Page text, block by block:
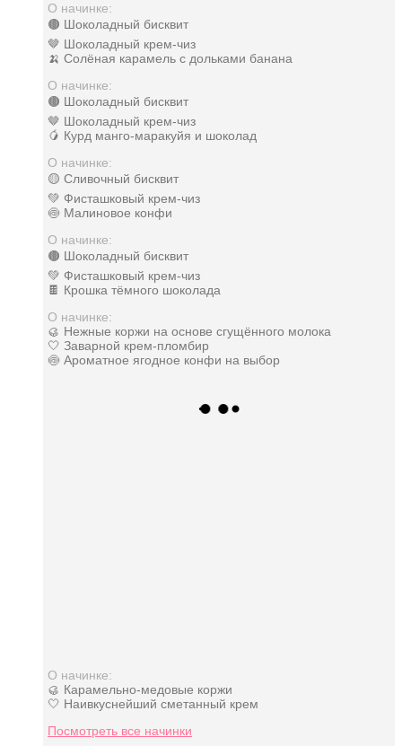
О начинке:
🟤 Шоколадный бисквит
🤎 Шоколадный крем-чиз
🍌 Солёная карамель с дольками банана
О начинке:
🟤 Шоколадный бисквит
🤎 Шоколадный крем-чиз
🥭 Курд манго-маракуйя и шоколад
О начинке:
🟡 Сливочный бисквит
💚 Фисташковый крем-чиз
🍥 Малиновое конфи
О начинке:
🟤 Шоколадный бисквит
💚 Фисташковый крем-чиз
🍫 Крошка тёмного шоколада
О начинке:
🥮 Нежные коржи на основе сгущённого молока
🤍 Заварной крем-пломбир
🍥 Ароматное ягодное конфи на выбор
О начинке:
🥮 Карамельно-медовые коржи
🤍 Наивкуснейший сметанный крем
Посмотреть все начинки